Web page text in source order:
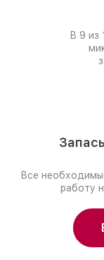
В 9 из
Все
работу